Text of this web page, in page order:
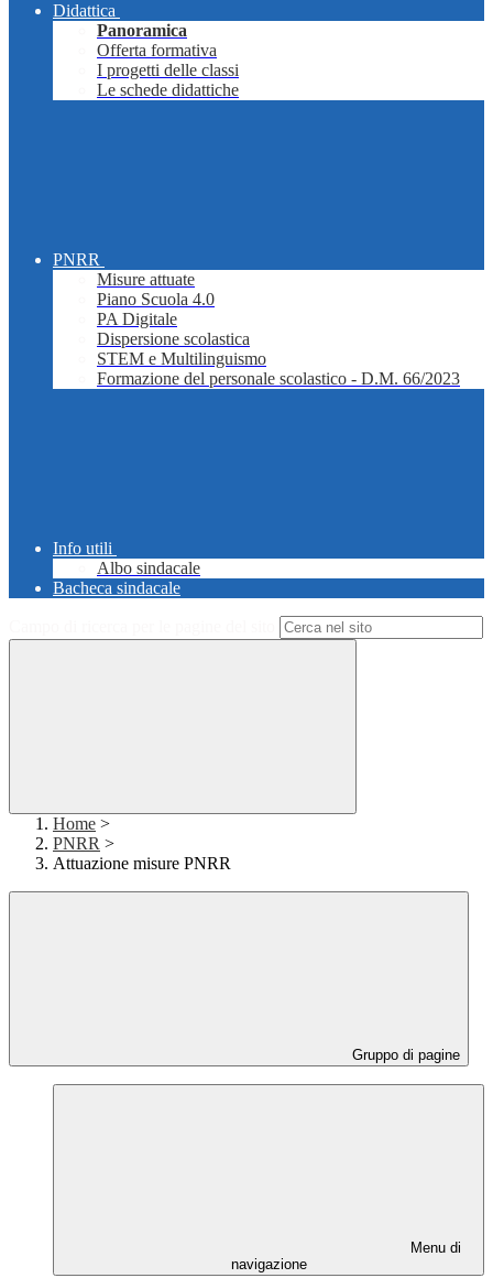
Didattica
Panoramica
Offerta formativa
I progetti delle classi
Le schede didattiche
PNRR
Misure attuate
Piano Scuola 4.0
PA Digitale
Dispersione scolastica
STEM e Multilinguismo
Formazione del personale scolastico - D.M. 66/2023
Info utili
Albo sindacale
Bacheca sindacale
Home >
PNRR >
Attuazione misure PNRR
Gruppo di pagine
Menu di
navigazione